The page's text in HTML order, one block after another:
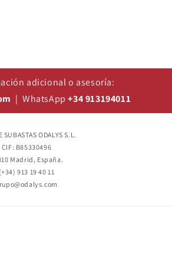
adicional o asesoría:
| WhatsApp+34 913194011
SUBASTAS ODALYS S.L.
CIF: B85330496
Madrid, España.
(+34) 913 19 40 11